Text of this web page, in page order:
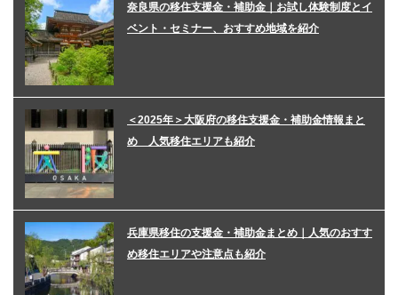
奈良県の移住支援金・補助金｜お試し体験制度とイ
ベント・セミナー、おすすめ地域を紹介
＜2025年＞大阪府の移住支援金・補助金情報まと
め 人気移住エリアも紹介
兵庫県移住の支援金・補助金まとめ｜人気のおすす
め移住エリアや注意点も紹介